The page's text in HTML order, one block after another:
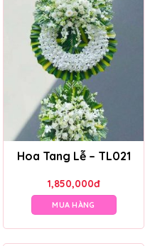
Hoa Tang Lễ – TL021
1,850,000đ
MUA HÀNG